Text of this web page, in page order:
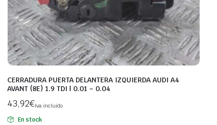
CERRADURA PUERTA DELANTERA IZQUIERDA AUDI A4
AVANT (8E) 1.9 TDI | 0.01 – 0.04
43,92€Iva incluido
En stock